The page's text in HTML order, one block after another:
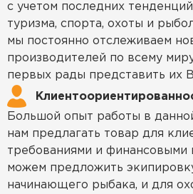
с учетом последних
туризма, спорта, охоты и
мы постоянно отслеживаем
производителей по всему
первых рады представить их
Большой опыт работы в
нам предлагать товар для
требованиями и финансовыми
можем предложить
начинающего рыбака, и для